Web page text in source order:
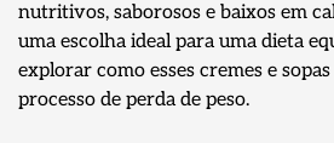
nutritivos, saborosos e baixos em
uma escolha ideal para uma dieta
explorar como esses cremes e
processo de perda de peso.